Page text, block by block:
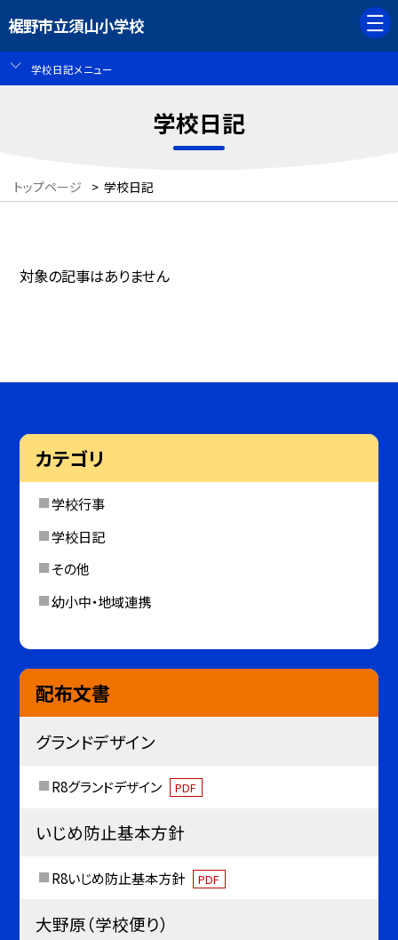
裾野市立須山小学校
学校日記メニュー
学校日記
トップページ > 学校日記
対象の記事はありません
カテゴリ
学校行事
学校日記
その他
幼小中・地域連携
配布文書
グランドデザイン
R8グランドデザイン PDF
いじめ防止基本方針
R8いじめ防止基本方針 PDF
大野原（学校便り）